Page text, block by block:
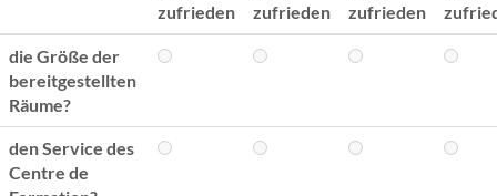
zufrieden
zufrieden
zufrieden
die Größe der
bereitgestellten
Räume?
den Service des
Centre de